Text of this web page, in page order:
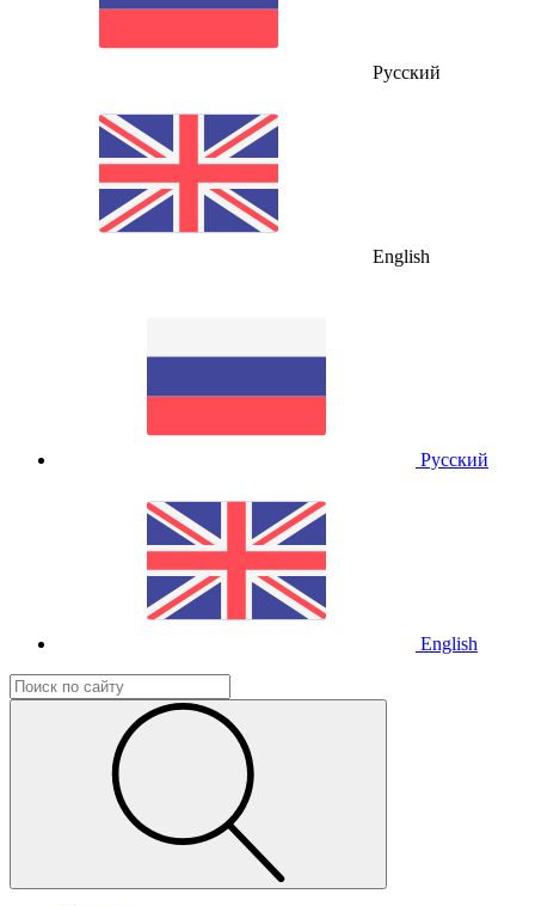
Русский
English
Русский
English